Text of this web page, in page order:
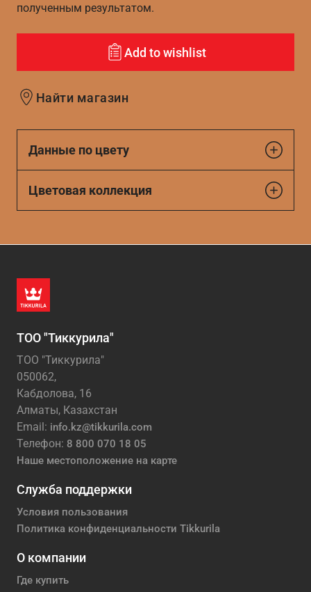
полученным результатом.
Add to wishlist
Найти магазин
Данные по цвету
Цветовая коллекция
ТОО "Тиккурила"
ТОО "Тиккурила"
050062,
Кабдолова, 16
Алматы, Казахстан
Email: info.kz@tikkurila.com
Телефон: 8 800 070 18 05
Наше местоположение на карте
Служба поддержки
Условия пользования
Политика конфиденциальности Tikkurila
О компании
Где купить